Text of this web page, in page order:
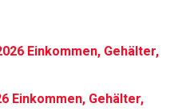
Einkommen, Gehälter,
Einkommen, Gehälter,